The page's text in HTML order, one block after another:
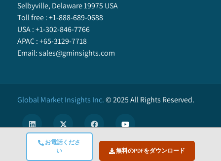
お電話くださ
い
無料のPDFをダウンロード
Selbyville, Delaware 19975 USA
Toll free :+1-888-689-0688
USA :+1-302-846-7766
APAC :+65-3129-7718
Email:sales@gminsights.com
Global Market Insights Inc.©2025All Rights Reserved.
We use cookies to enhance user experience. (